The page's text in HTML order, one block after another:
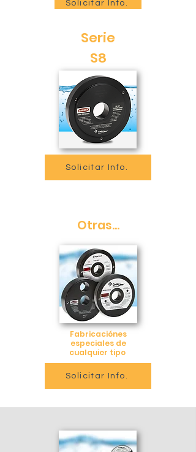
Solicitar Info.
Serie
S8
Solicitar Info.
Otras...
Fabricaciónes
especiales de
cualquier tipo
Solicitar Info.